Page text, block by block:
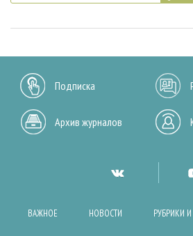
Подписка
Архив журналов
ВАЖНОЕ НОВОСТИ РУБРИКИ